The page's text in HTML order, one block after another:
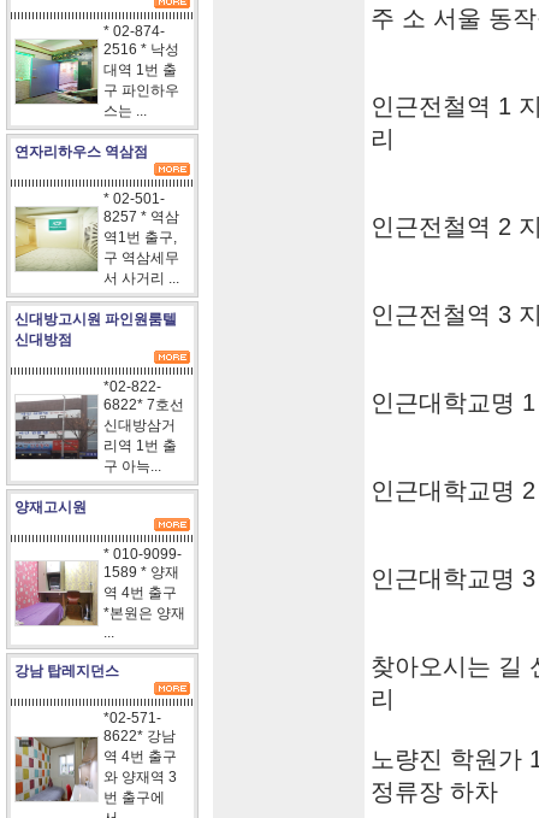
* 02-874-
2516 * 낙성
대역 1번 출
구 파인하우
스는 ...
연자리하우스 역삼점
* 02-501-
8257 * 역삼
역1번 출구,
구 역삼세무
서 사거리 ...
신대방고시원 파인원룸텔
신대방점
*02-822-
6822* 7호선
신대방삼거
리역 1번 출
구 아늑...
양재고시원
* 010-9099-
1589 * 양재
역 4번 출구
*본원은 양재
...
강남 탑레지던스
*02-571-
8622* 강남
역 4번 출구
와 양재역 3
번 출구에
주 소 서울 동
인근전철역 1
리
인근전철역 2
인근전철역 3
인근대학교명
인근대학교명
인근대학교명
찾아오시는 길
리
노량진 학원가
정류장 하차